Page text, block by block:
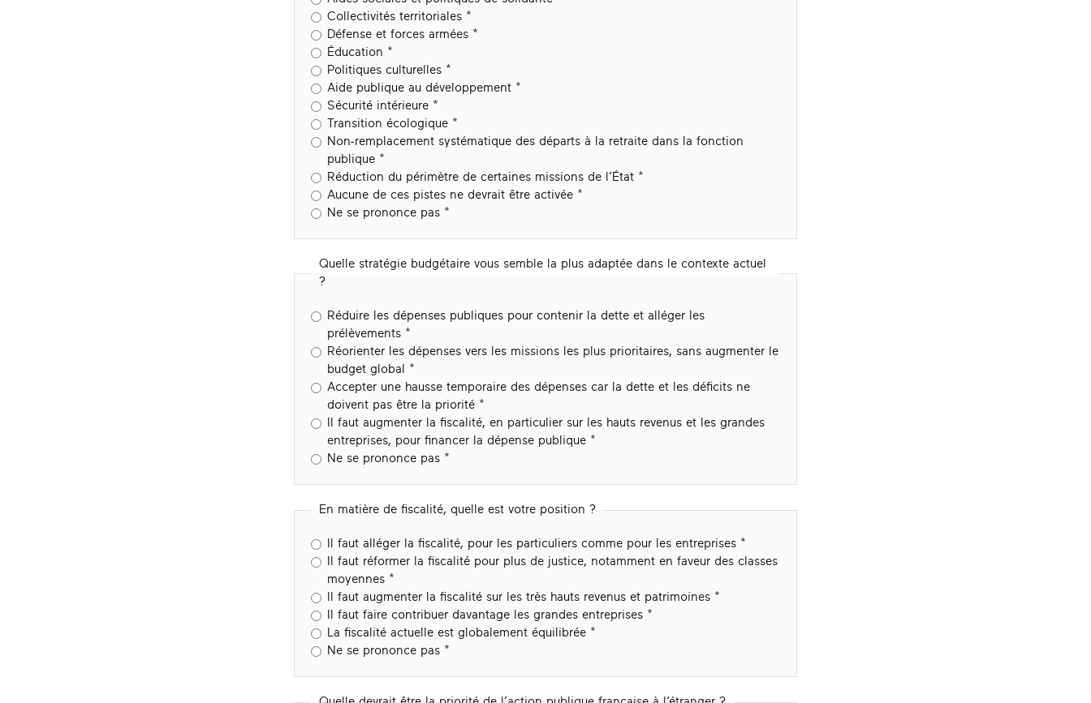
Collectivités territoriales
Défense et forces armées
Éducation
Politiques culturelles
Aide publique au développement
Sécurité intérieure
Transition écologique
Non-remplacement systématique des départs à la retraite dans la fonction
publique
Réduction du périmètre de certaines missions de l’État
Aucune de ces pistes ne devrait être activée
Ne se prononce pas
Quelle stratégie budgétaire vous semble la plus adaptée dans le contexte actuel
?
Réduire les dépenses publiques pour contenir la dette et alléger les
prélèvements
Réorienter les dépenses vers les missions les plus prioritaires, sans augmenter le
budget global
Accepter une hausse temporaire des dépenses car la dette et les déficits ne
doivent pas être la priorité
Il faut augmenter la fiscalité, en particulier sur les hauts revenus et les grandes
entreprises, pour financer la dépense publique
Ne se prononce pas
En matière de fiscalité, quelle est votre position ?
Il faut alléger la fiscalité, pour les particuliers comme pour les entreprises
Il faut réformer la fiscalité pour plus de justice, notamment en faveur des classes
moyennes
Il faut augmenter la fiscalité sur les très hauts revenus et patrimoines
Il faut faire contribuer davantage les grandes entreprises
La fiscalité actuelle est globalement équilibrée
Ne se prononce pas